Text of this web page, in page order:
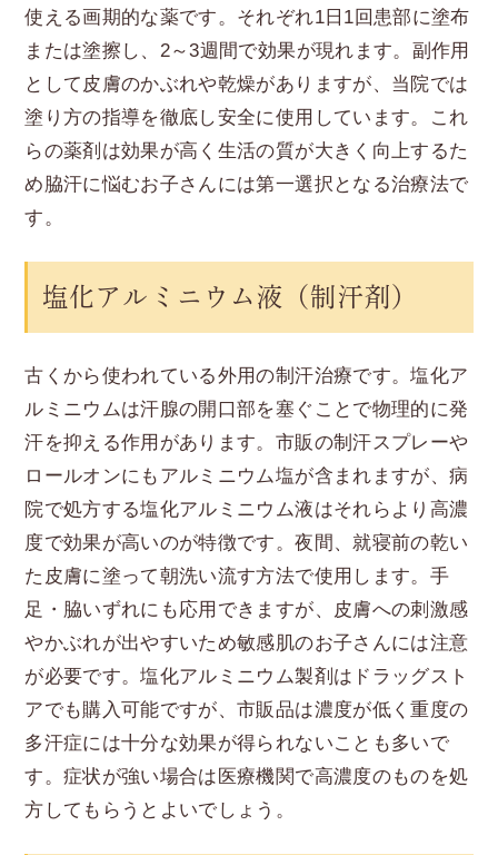
使える画期的な薬です。それぞれ1日1回患部に塗布
または塗擦し、2～3週間で効果が現れます。副作用
として皮膚のかぶれや乾燥がありますが、当院では
塗り方の指導を徹底し安全に使用しています。これ
らの薬剤は効果が高く生活の質が大きく向上するた
め脇汗に悩むお子さんには第一選択となる治療法で
す。
塩化アルミニウム液（制汗剤）
古くから使われている外用の制汗治療です。塩化ア
ルミニウムは汗腺の開口部を塞ぐことで物理的に発
汗を抑える作用があります。市販の制汗スプレーや
ロールオンにもアルミニウム塩が含まれますが、病
院で処方する塩化アルミニウム液はそれらより高濃
度で効果が高いのが特徴です。夜間、就寝前の乾い
た皮膚に塗って朝洗い流す方法で使用します。手
足・脇いずれにも応用できますが、皮膚への刺激感
やかぶれが出やすいため敏感肌のお子さんには注意
が必要です。塩化アルミニウム製剤はドラッグスト
アでも購入可能ですが、市販品は濃度が低く重度の
多汗症には十分な効果が得られないことも多いで
す。症状が強い場合は医療機関で高濃度のものを処
方してもらうとよいでしょう。